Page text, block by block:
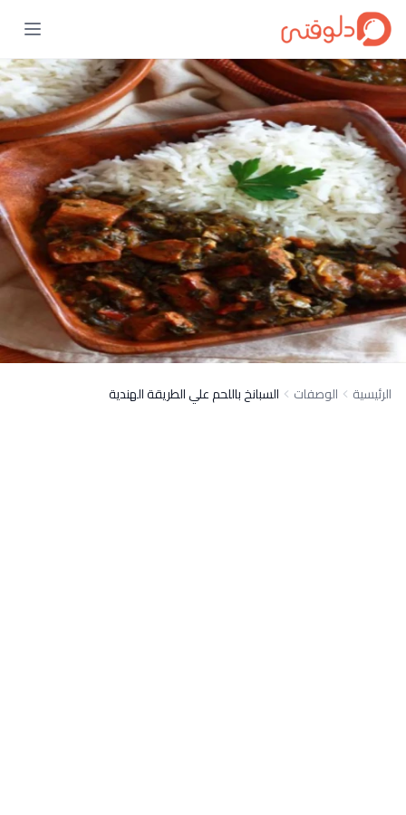
الرئيسية الوصفات السبانخ باللحم علي الطريقة الهندية